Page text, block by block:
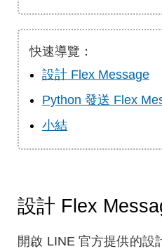
快速導覽：
設計 Flex Message
Python 發送 Flex
小結
設計 Flex
開啟 LINE 官方提供的設